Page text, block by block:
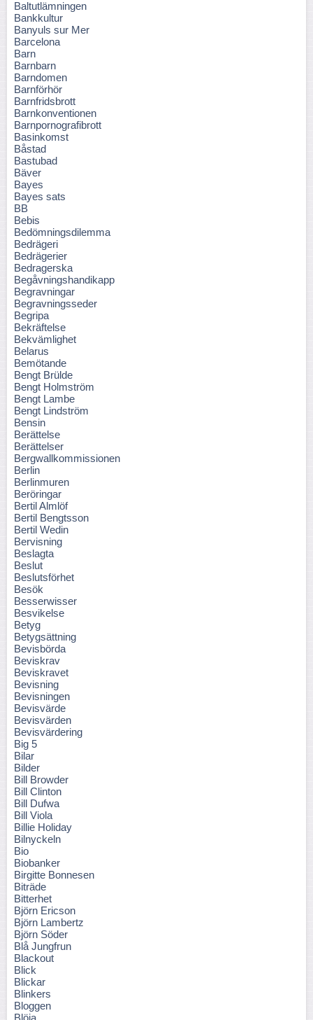
Baltutlämningen
Bankkultur
Banyuls sur Mer
Barcelona
Barn
Barnbarn
Barndomen
Barnförhör
Barnfridsbrott
Barnkonventionen
Barnpornografibrott
Basinkomst
Båstad
Bastubad
Bäver
Bayes
Bayes sats
BB
Bebis
Bedömningsdilemma
Bedrägeri
Bedrägerier
Bedragerska
Begåvningshandikapp
Begravningar
Begravningsseder
Begripa
Bekräftelse
Bekvämlighet
Belarus
Bemötande
Bengt Brülde
Bengt Holmström
Bengt Lambe
Bengt Lindström
Bensin
Berättelse
Berättelser
Bergwallkommissionen
Berlin
Berlinmuren
Beröringar
Bertil Almlöf
Bertil Bengtsson
Bertil Wedin
Bervisning
Beslagta
Beslut
Beslutsförhet
Besök
Besserwisser
Besvikelse
Betyg
Betygsättning
Bevisbörda
Beviskrav
Beviskravet
Bevisning
Bevisningen
Bevisvärde
Bevisvärden
Bevisvärdering
Big 5
Bilar
Bilder
Bill Browder
Bill Clinton
Bill Dufwa
Bill Viola
Billie Holiday
Bilnyckeln
Bio
Biobanker
Birgitte Bonnesen
Biträde
Bitterhet
Björn Ericson
Björn Lambertz
Björn Söder
Blå Jungfrun
Blackout
Blick
Blickar
Blinkers
Bloggen
Blöja